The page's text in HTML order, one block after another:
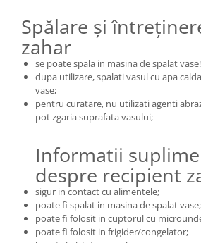
Spălare și
zahar
se poate spala in masina de spalat vase!
dupa utilizare, spalati vasul cu apa
vase;
pentru curatare, nu utilizati agenti
pot zgaria suprafata vasului;
Informatii
despre recipient
sigur in contact cu alimentele;
poate fi spalat in masina de spalat vase;
poate fi folosit in cuptorul cu
poate fi folosit in frigider/congelator;